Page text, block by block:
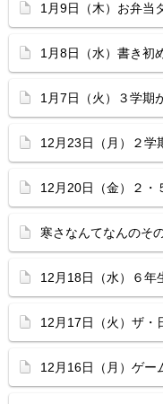
1月9日（木）お弁当
1月8日（水）書き初
1月7日（火）３学期
12月23日（月）２学
12月20日（金）２・
寒さなんてなんのそ
12月18日（水）６年
12月17日（火）ザ・
12月16日（月）ゲ